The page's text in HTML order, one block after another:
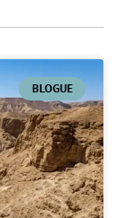
BLOGUE